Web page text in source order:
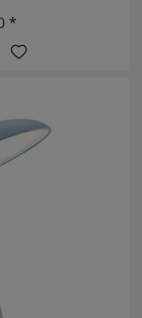
*